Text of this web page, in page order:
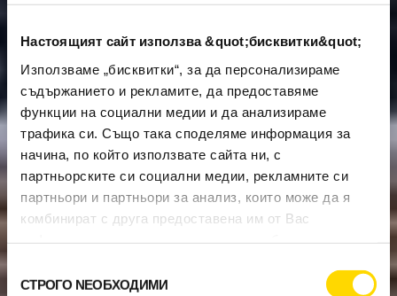
Настоящият сайт използва &quot;бисквитки&quot;
Използваме „бисквитки“, за да персонализираме
съдържанието и рекламите, да предоставяме
функции на социални медии и да анализираме
трафика си. Също така споделяме информация за
начина, по който използвате сайта ни, с
партньорските си социални медии, рекламните си
партньори и партньори за анализ, които може да я
комбинират с друга предоставена им от Вас
наСТРОГО NЕОБХОДИМИ